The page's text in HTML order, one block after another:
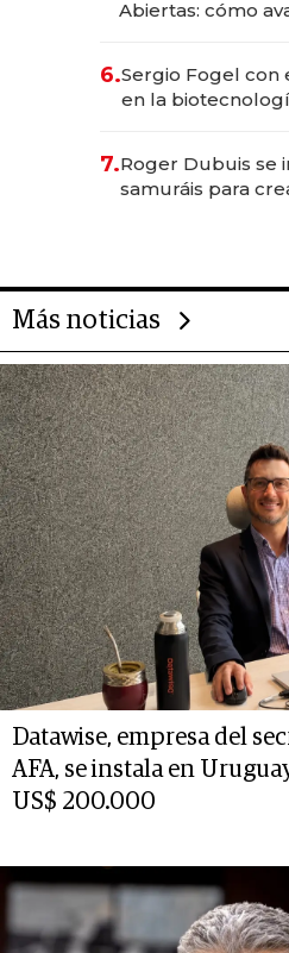
Abiertas: cómo
6.Sergio Fogel con
en la
rol de la IA
7.Roger Dubuis se
samuráis para
Más noticias
Datawise, empresa del
AFA, se instala en
US$ 200.000